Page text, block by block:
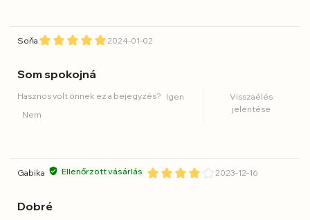
Soňa 2024-01-02
Som spokojná
Hasznos volt önnek ez a bejegyzés? Igen
Nem
Visszaélés
jelentése
Gabika Ellenőrzött vásárlás 2023-12-16
Dobré